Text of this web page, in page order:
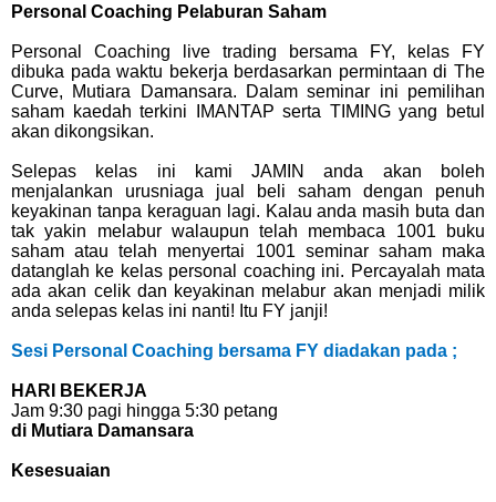
Personal Coaching Pelaburan Saham
Personal Coaching live trading bersama FY, kelas FY
dibuka pada waktu bekerja berdasarkan permintaan di The
Curve, Mutiara Damansara. Dalam seminar ini pemilihan
saham kaedah terkini IMANTAP serta TIMING yang betul
akan dikongsikan.
Selepas kelas ini kami JAMIN anda akan boleh
menjalankan urusniaga jual beli saham dengan penuh
keyakinan tanpa keraguan lagi. Kalau anda masih buta dan
tak yakin melabur walaupun telah membaca 1001 buku
saham atau telah menyertai 1001 seminar saham maka
datanglah ke kelas personal coaching ini. Percayalah mata
ada akan celik dan keyakinan melabur akan menjadi milik
anda selepas kelas ini nanti! Itu FY janji!
Sesi Personal Coaching bersama FY diadakan pada ;
HARI BEKERJA
Jam 9:30 pagi hingga 5:30 petang
di Mutiara Damansara
Kesesuaian